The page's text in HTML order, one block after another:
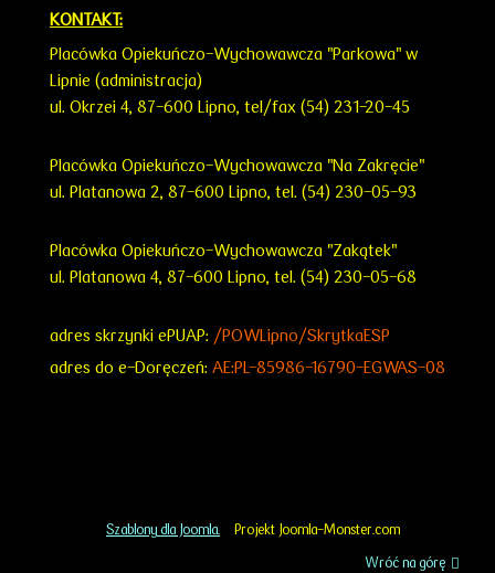
KONTAKT:
Placówka Opiekuńczo-Wychowawcza "Parkowa" w
Lipnie (administracja)
ul. Okrzei 4, 87-600 Lipno, tel/fax (54) 231-20-45
Placówka Opiekuńczo-Wychowawcza "Na Zakręcie"
ul. Platanowa 2, 87-600 Lipno, tel. (54) 230-05-93
Placówka Opiekuńczo-Wychowawcza "Zakątek"
ul. Platanowa 4, 87-600 Lipno, tel. (54) 230-05-68
adres skrzynki ePUAP: /POWLipno/SkrytkaESP
adres do e-Doręczeń: AE:PL-85986-16790-EGWAS-08
Szablony dla Joomla.
Projekt Joomla-Monster.com
Wróć na górę